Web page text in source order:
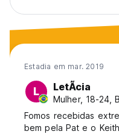
Estadia em mar. 2019
L LetÃ­cia
Mulher, 18-24,
Fomos recebidas
bem pela Pat e o